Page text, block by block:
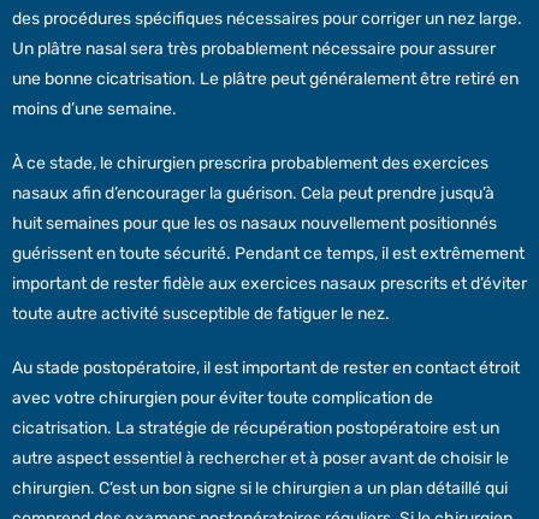
des procédures spécifiques nécessaires pour corriger un nez large.
Un plâtre nasal sera très probablement nécessaire pour assurer
une bonne cicatrisation. Le plâtre peut généralement être retiré en
moins d’une semaine.
À ce stade, le chirurgien prescrira probablement des exercices
nasaux afin d’encourager la guérison. Cela peut prendre jusqu’à
huit semaines pour que les os nasaux nouvellement positionnés
guérissent en toute sécurité. Pendant ce temps, il est extrêmement
important de rester fidèle aux exercices nasaux prescrits et d’éviter
toute autre activité susceptible de fatiguer le nez.
Au stade postopératoire, il est important de rester en contact étroit
avec votre chirurgien pour éviter toute complication de
cicatrisation. La stratégie de récupération postopératoire est un
autre aspect essentiel à rechercher et à poser avant de choisir le
chirurgien. C’est un bon signe si le chirurgien a un plan détaillé qui